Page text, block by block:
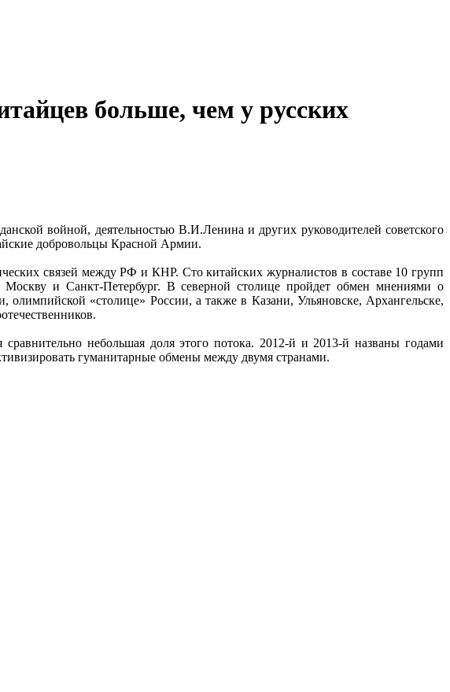
больше, чем у русских
войной, деятельностью В.И.Ленина и других руководителей советского
добровольцы Красной Армии.
связей между РФ и КНР. Сто китайских журналистов в составе 10 групп
Москву и Санкт-Петербург. В северной столице пройдет обмен мнениями о
«столице» России, а также в Казани, Ульяновске, Архангельске,
небольшая доля этого потока. 2012-й и 2013-й названы годами
гуманитарные обмены между двумя странами.